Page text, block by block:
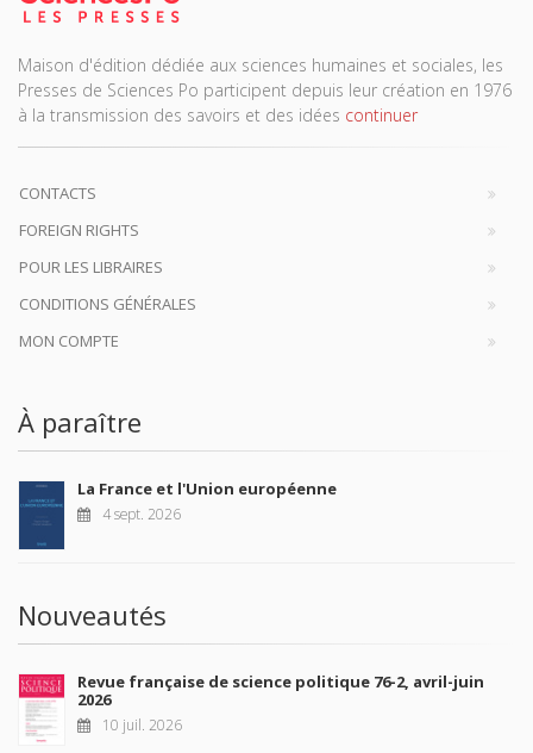
Maison d'édition dédiée aux sciences humaines et sociales, les
Presses de Sciences Po participent depuis leur création en 1976
à la transmission des savoirs et des idées continuer
CONTACTS
FOREIGN RIGHTS
POUR LES LIBRAIRES
CONDITIONS GÉNÉRALES
MON COMPTE
À paraître
La France et l'Union européenne
4 sept. 2026
Nouveautés
Revue française de science politique 76-2, avril-juin
2026
10 juil. 2026